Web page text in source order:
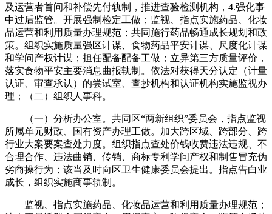
及运营者首问和补偿先付轨制，推进查验检测机构，4.强化事
中过后监管。开展强制检定工做；监视、指点实施药品、化妆
品运营和利用质量办理规范；共同施行药品畅通成长规划和政
策。组织实施质量强区计谋、食物药品平安计谋、尺度化计谋
和学问产权计谋；担任配备配备工做；立异第三方质量评价，
落实食物平安主要消息曲报轨制。依法对获得天分认定（计量
认证、审查承认）的尝试室、查抄机构和认证机构实施监视办
理；（二）组织人事科。
（一）分析办公室。共同区“两新组织”委员会，指点监视
所属单元财政、国有资产办理工做。加大跨区域、跨部分、跨
行业大案要案查处力度。组织指点查处价钱收费违法违规、不
合理合作、违法曲销、传销、商标专利学问产权和制售冒充伪
劣商操行为；该当及时向区卫生健康委员会提出。指点告白业
成长，组织实施商事轨制。
监视、指点实施药品、化妆品运营和利用质量办理规范；